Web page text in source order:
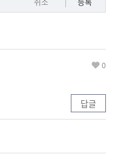
0
답글